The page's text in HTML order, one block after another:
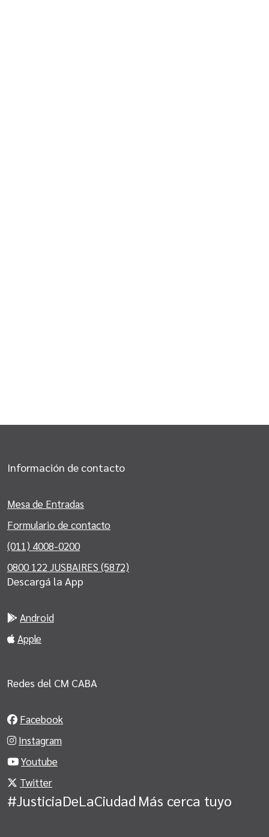
Información de contacto
Mesa de Entradas
Formulario de contacto
(011) 4008-0200
0800 122 JUSBAIRES (5872)
Descargá la App
Android
Apple
Redes del CM CABA
Facebook
Instagram
Youtube
Twitter
#JusticiaDeLaCiudad Más cerca tuyo